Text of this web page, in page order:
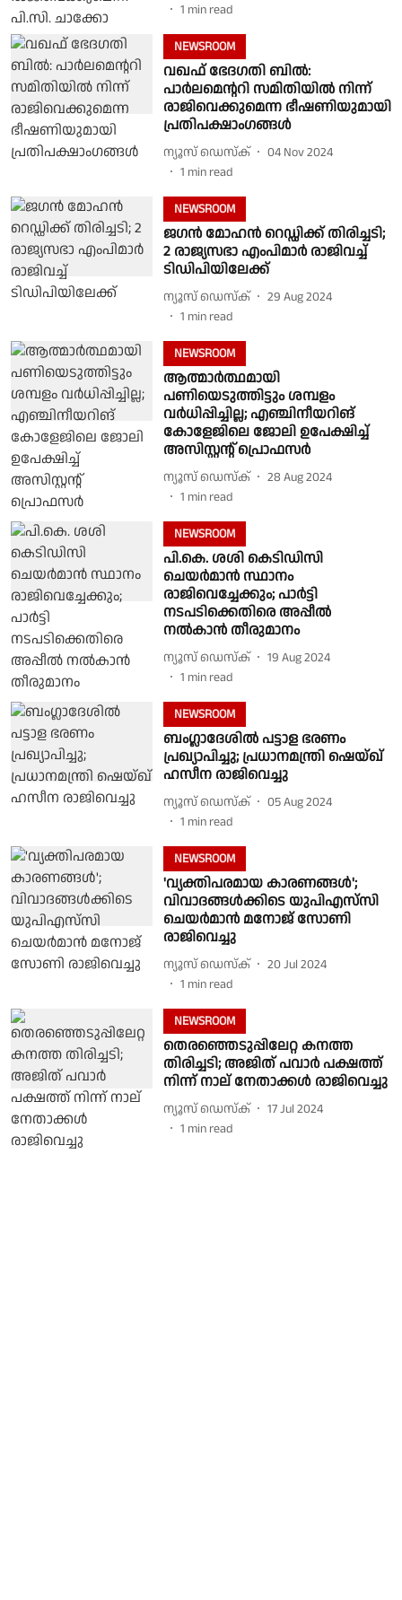
1 min read
NEWSROOM
വഖഫ് ഭേദഗതി ബിൽ:
പാര്‍ലമെൻ്ററി സമിതിയില്‍ നിന്ന്
രാജിവെക്കുമെന്ന ഭീഷണിയുമായി
പ്രതിപക്ഷാംഗങ്ങള്‍
ന്യൂസ് ഡെസ്ക്
04 Nov 2024
1 min read
NEWSROOM
ജഗൻ മോഹൻ റെഡ്ഡിക്ക് തിരിച്ചടി;
2 രാജ്യസഭാ എംപിമാർ രാജിവച്ച്
ടിഡിപിയിലേക്ക്
ന്യൂസ് ഡെസ്ക്
29 Aug 2024
1 min read
NEWSROOM
ആത്മാർത്ഥമായി
പണിയെടുത്തിട്ടും ശമ്പളം
വർധിപ്പിച്ചില്ല; എഞ്ചിനീയറിങ്
കോളേജിലെ ജോലി ഉപേക്ഷിച്ച്
അസിസ്റ്റൻ്റ് പ്രൊഫസർ
ന്യൂസ് ഡെസ്ക്
28 Aug 2024
1 min read
NEWSROOM
പി.കെ. ശശി കെടിഡിസി
ചെയർമാൻ സ്ഥാനം
രാജിവെച്ചേക്കും; പാർട്ടി
നടപടിക്കെതിരെ അപ്പീൽ
നൽകാൻ തീരുമാനം
ന്യൂസ് ഡെസ്ക്
19 Aug 2024
1 min read
NEWSROOM
ബംഗ്ലാദേശിൽ പട്ടാള ഭരണം
പ്രഖ്യാപിച്ചു; പ്രധാനമന്ത്രി ഷെയ്ഖ്
ഹസീന രാജിവെച്ചു
ന്യൂസ് ഡെസ്ക്
05 Aug 2024
1 min read
NEWSROOM
'വ്യക്തിപരമായ കാരണങ്ങൾ';
വിവാദങ്ങൾക്കിടെ യുപിഎസ്‌സി
ചെയർമാൻ മനോജ് സോണി
രാജിവെച്ചു
ന്യൂസ് ഡെസ്ക്
20 Jul 2024
1 min read
NEWSROOM
തെരഞ്ഞെടുപ്പിലേറ്റ കനത്ത
തിരിച്ചടി; അജിത് പവാര്‍ പക്ഷത്ത്
നിന്ന് നാല് നേതാക്കള്‍ രാജിവെച്ചു
ന്യൂസ് ഡെസ്ക്
17 Jul 2024
1 min read